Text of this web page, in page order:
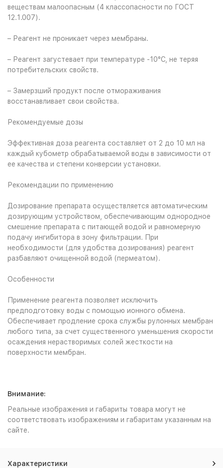
веществам малоопасным (4 классопасности по ГОСТ
12.1.007).
– Реагент не проникает через мембраны.
– Реагент загустевает при температуре -10°С, не теряя
потребительских свойств.
– Замерзший продукт после отмораживания
восстанавливает свои свойства.
Рекомендуемые дозы
Эффективная доза реагента составляет от 2 до 10 мл на
каждый кубометр обрабатываемой воды в зависимости от
ее качества и степени конверсии установки.
Рекомендации по применению
Дозирование препарата осуществляется автоматическим
дозирующим устройством, обеспечивающим однородное
смешение препарата с питающей водой и равномерную
подачу ингибитора в зону фильтрации. При
необходимости (для удобства дозирования) реагент
разбавляют очищенной водой (пермеатом).
Особенности
Применение реагента позволяет исключить
предподготовку воды с помощью ионного обмена.
Обеспечивает продление срока службы рулонных мембран
любого типа, за счет существенного уменьшения скорости
осаждения нерастворимых солей жесткости на
поверхности мембран.
Внимание:
Реальные изображения и габариты товара могут не
соответствовать изображениям и габаритам указанным на
сайте.
Характеристики